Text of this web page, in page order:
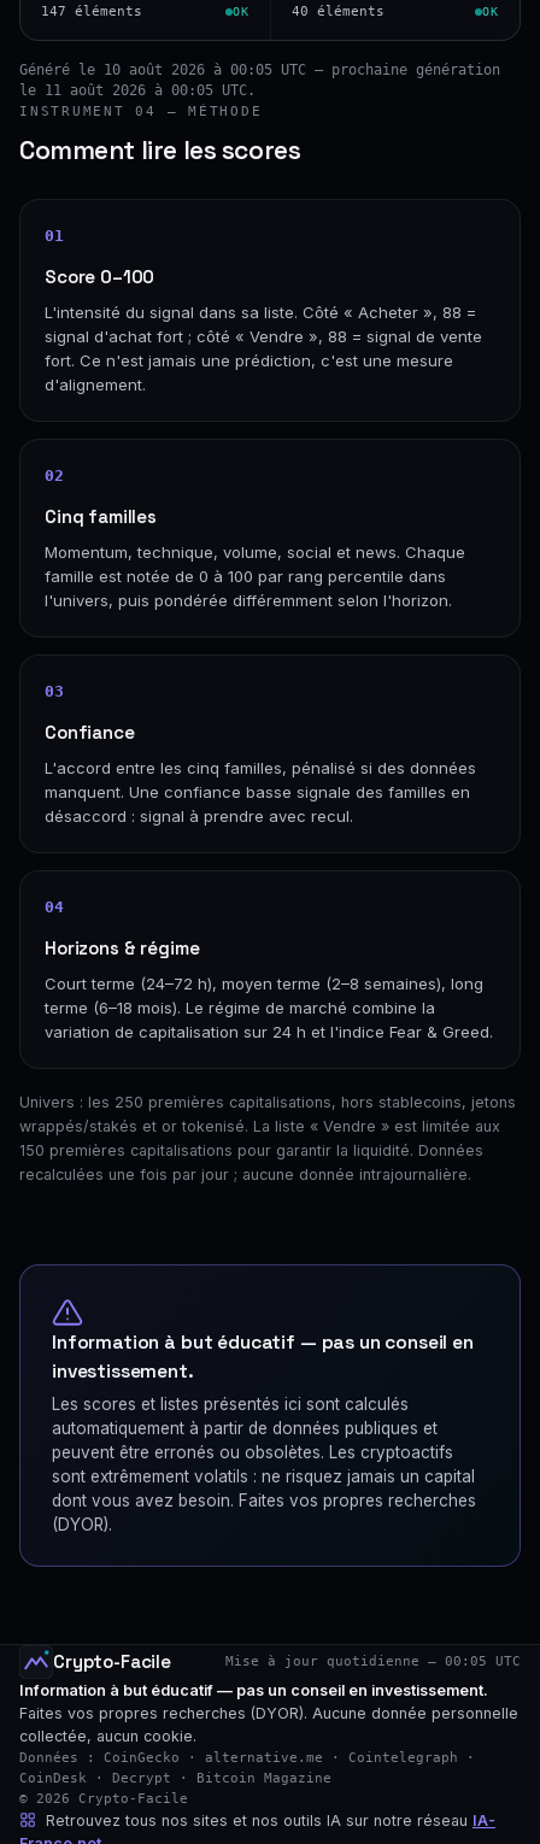
147 éléments OK 40 éléments OK
Généré le 10 août 2026 à 00:05 UTC — prochaine génération
le 11 août 2026 à 00:05 UTC.
INSTRUMENT 04 — MÉTHODE
Comment lire les scores
01
Score 0–100
L'intensité du signal dans sa liste. Côté « Acheter », 88 =
signal d'achat fort ; côté « Vendre », 88 = signal de vente
fort. Ce n'est jamais une prédiction, c'est une mesure
d'alignement.
02
Cinq familles
Momentum, technique, volume, social et news. Chaque
famille est notée de 0 à 100 par rang percentile dans
l'univers, puis pondérée différemment selon l'horizon.
03
Confiance
L'accord entre les cinq familles, pénalisé si des données
manquent. Une confiance basse signale des familles en
désaccord : signal à prendre avec recul.
04
Horizons & régime
Court terme (24–72 h), moyen terme (2–8 semaines), long
terme (6–18 mois). Le régime de marché combine la
variation de capitalisation sur 24 h et l'indice Fear & Greed.
Univers : les 250 premières capitalisations, hors stablecoins, jetons
wrappés/stakés et or tokenisé. La liste « Vendre » est limitée aux
150 premières capitalisations pour garantir la liquidité. Données
recalculées une fois par jour ; aucune donnée intrajournalière.
Information à but éducatif — pas un conseil en
investissement.
Les scores et listes présentés ici sont calculés
automatiquement à partir de données publiques et
peuvent être erronés ou obsolètes. Les cryptoactifs
sont extrêmement volatils : ne risquez jamais un capital
dont vous avez besoin. Faites vos propres recherches
(DYOR).
Crypto-Facile Mise à jour quotidienne — 00:05 UTC
Information à but éducatif — pas un conseil en investissement.
Faites vos propres recherches (DYOR). Aucune donnée personnelle
collectée, aucun cookie.
Données : CoinGecko · alternative.me · Cointelegraph ·
CoinDesk · Decrypt · Bitcoin Magazine
© 2026 Crypto-Facile
Retrouvez tous nos sites et nos outils IA sur notre réseau IA-